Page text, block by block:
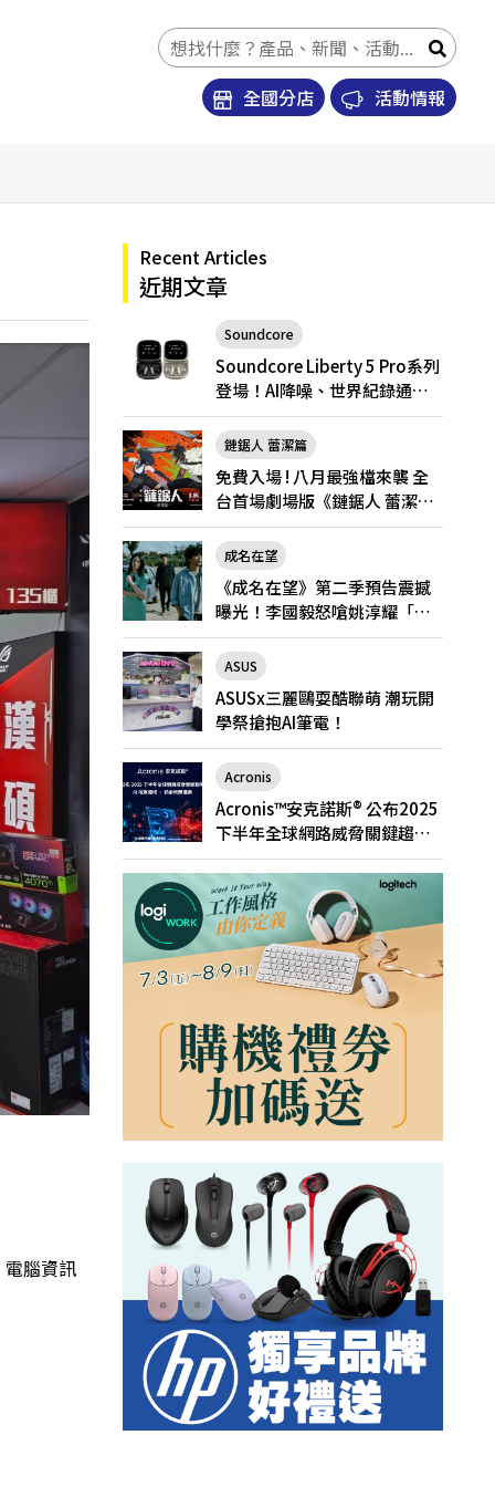
活動情報
全國分店
腦資訊
Recent Articles
近期文章
Soundcore
Soundcore Liberty 5 Pro
Soundcore Liberty 5 Pro系列
登場！AI降噪、世界紀錄通
話，Pro與Pro Max怎麼選？
鏈鋸人 蕾潔篇
免費入場 ! 八月最強檔來襲 全
台首場劇場版《鏈鋸人 蕾潔
篇》快閃店就在新光三越台北
南西一館8/6限定登場
成名在望
《成名在望》第二季預告震撼
曝光！李國毅怒嗆姚淳耀「當
邱家的狗」兄弟情決裂
ASUS
ASUSx三麗鷗耍酷聯萌 潮玩開
學祭搶抱AI筆電！
Acronis
Acronis™安克諾斯® 公布2025
下半年全球網路威脅關鍵趨
勢： AI 攻擊激增、勒索軟體猖
獗